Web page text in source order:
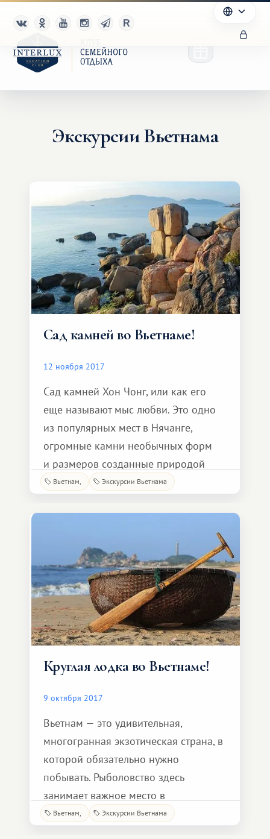
Клуб
Партнерам
Благотворительность
Экскурсии Вьетнама
Сад камней во Вьетнаме!
12 ноября 2017
Сад камней Хон Чонг, или как его
еще называют мыс любви. Это одно
из популярных мест в Нячанге,
огромные камни необычных форм
и размеров созданные природой
завораживают своим величием.
дракон подглядывал за феей, которая
здесь купалась. Вскоре они полюбили
друг дру
Вьетнам Экскурсии Вьетнама
Круглая лодка во Вьетнаме!
9 октября 2017
Вьетнам — это удивительная,
многогранная экзотическая страна, в
которой обязательно нужно
побывать. Рыболовство здесь
занимает важное место в
традиционном хозяйстве
Вьетнам Экскурсии Вьетнама